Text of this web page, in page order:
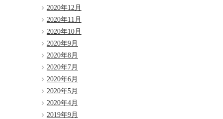
2020年12月
2020年11月
2020年10月
2020年9月
2020年8月
2020年7月
2020年6月
2020年5月
2020年4月
2019年9月